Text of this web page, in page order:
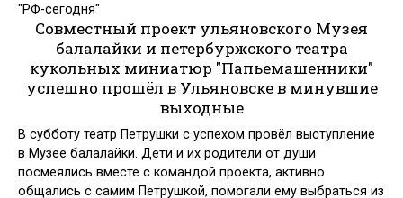
"РФ-сегодня"
Совместный проект ульяновского Музея
балалайки и петербуржского театра
кукольных миниатюр "Папьемашенники"
успешно прошёл в Ульяновске в минувшие
выходные
В субботу театр Петрушки с успехом провёл выступление
в Музее балалайки. Дети и их родители от души
посмеялись вместе с командой проекта, активно
общались с самим Петрушкой, помогали ему выбраться из